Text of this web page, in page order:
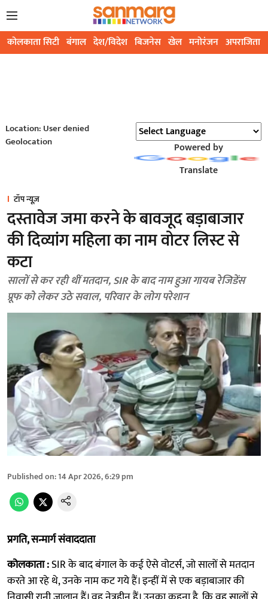
कोलकाता सिटी बंगाल देश/विदेश बिजनेस खेल मनोरंजन अपराजिता
Location: User denied
Geolocation
Powered by
Translate
टॉप न्यूज़
दस्तावेज जमा करने के बावजूद बड़ाबाजार
की दिव्यांग महिला का नाम वोटर लिस्ट से
कटा
सालों से कर रही थीं मतदान, SIR के बाद नाम हुआ गायब रेजिडेंस
प्रूफ को लेकर उठे सवाल, परिवार के लोग परेशान
Published on:14 Apr 2026, 6:29 pm
प्रगति, सन्मार्ग संवाददाता
कोलकाता :SIR के बाद बंगाल के कई ऐसे वोटर्स, जो सालों से मतदान
करते आ रहे थे, उनके नाम कट गये हैं। इन्हीं में से एक बड़ाबाजार की